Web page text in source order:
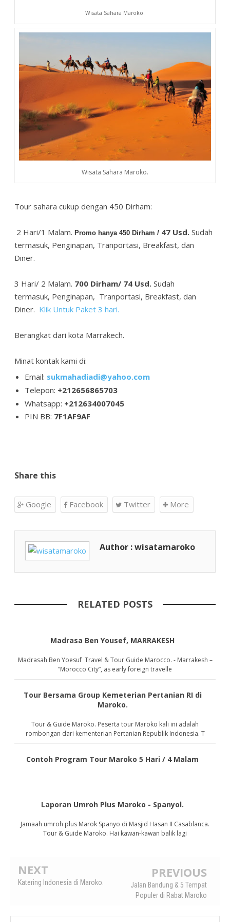
Wisata Sahara Maroko.
Wisata Sahara Maroko.
Tour sahara cukup dengan 450 Dirham:
2 Hari/1 Malam. Promo hanya 450 Dirham / 47 Usd. Sudah
termasuk, Penginapan, Tranportasi, Breakfast, dan
Diner.
3 Hari/ 2 Malam. 700 Dirham/ 74 Usd. Sudah
termasuk, Penginapan, Tranportasi, Breakfast, dan
Diner. Klik Untuk Paket 3 hari.
Berangkat dari kota Marrakech.
Minat kontak kami di:
Email: sukmahadiadi@yahoo.com
Telepon: +212656865703
Whatsapp: +212634007045
PIN BB: 7F1AF9AF
Share this
Google Facebook Twitter More
Author : wisatamaroko
RELATED POSTS
Madrasa Ben Yousef, MARRAKESH
Madrasah Ben Yoesuf Travel & Tour Guide Marocco. - Marrakesh –
“Morocco City”, as early foreign travelle
Tour Bersama Group Kemeterian Pertanian RI di
Maroko.
Tour & Guide Maroko. Peserta tour Maroko kali ini adalah
rombongan dari kementerian Pertanian Republik Indonesia. T
Contoh Program Tour Maroko 5 Hari / 4 Malam
Laporan Umroh Plus Maroko - Spanyol.
Jamaah umroh plus Marok Spanyo di Masjid Hasan II Casablanca.
Tour & Guide Maroko. Hai kawan-kawan balik lagi
NEXT
Katering Indonesia di Maroko.
PREVIOUS
Jalan Bandung & 5 Tempat
Populer di Rabat Maroko